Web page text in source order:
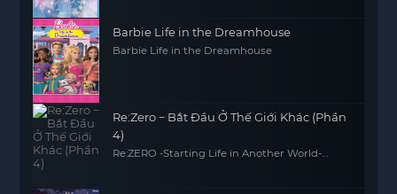
Barbie Life in the Dreamhouse
Barbie Life in the Dreamhouse
Re:Zero − Bắt Đầu Ở Thế Giới Khác (Phần
4)
Re:ZERO -Starting Life in Another World-